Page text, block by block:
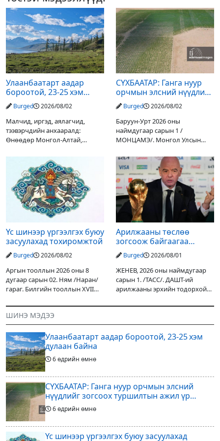
Улаанбаатарт аадар
бороотой, 23-25 хэм
дулаан байна
Burged 2026/08/02
Малчид, иргэд, аялагчид,
тээвэрчдийн анхааралд:
Өнөөдөр Монгол-Алтай,
уулархаг нутгаар бороо, дуу
цахилгаантай аадар бороо
орох тул голуудын усны
түвшин нэмэгдэх, нөөлөг
СҮХБААТАР: Ганга нуур
орчмын элсний нүүдлийг
зогсоох туршилтын ажил
үр дүнгээ өгч эхэлжээ
Burged 2026/08/02
Баруун-Урт 2026 оны
наймдугаар сарын 1 /
МОНЦАМЭ/. Монгол Улсын
Дарьгангын Ганга нуурыг
сэргээн, хамгаалах төслийг
улсын төсвийн хөрөнгө
оруулалтаар хийж буй.
Төслийн
Үс шинээр үргээлгэх буюу
засуулахад тохиромжтой
Burged 2026/08/02
Аргын тооллын 2026 оны 8
дугаар сарын 02. Ням /Наран/
гараг. Билгийн тооллын XVII
гал Морин жилийн Зуны адаг
хөхөгчин хонь сарын шинийн
19, Адъяа /Асралт/
Арилжааны төслөө
зогсоож байгаагаа
Ж.Инфантино мэдэгдэв
Burged 2026/08/01
ЖЕНЕВ, 2026 оны наймдугаар
сарын 1. /ТАСС/. ДАШТ-ий
арилжааны эрхийн тодорхой
оруулагчдад худалдах
шийдвэрлэснээ ФИФА-гийн
ерөнхийлөгч Жанни
ШИНЭ МЭДЭЭ
Улаанбаатарт аадар бороотой, 23-25 хэм
дулаан байна
6 өдрийн өмнө
СҮХБААТАР: Ганга нуур орчмын элсний
нүүдлийг зогсоох туршилтын ажил үр
дүнгээ өгч эхэлжээ
6 өдрийн өмнө
Үс шинээр үргээлгэх буюу засуулахад